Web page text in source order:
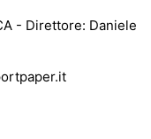
- Direttore: Daniele